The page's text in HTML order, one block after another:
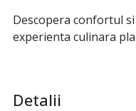
Descopera confortul
experienta culinara
Detalii